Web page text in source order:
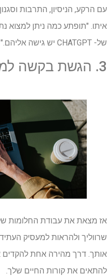
עם הרקע, הניסיון, התרבות
איתו. "תופתע כמה ניתן למצוא
של- CHATGPT יש גישה אליהם."
3. הגשת בקשה למשרה
אז מצאת את עבודת החלומות
שרווליך ולהראות למעסיק
אותך. דרך מהירה אחת
להתאים את קורות החיים שלך.